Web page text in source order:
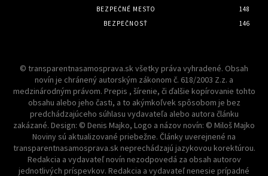
BEZPEČNÉ MESTO
148
BEZPEČNOSŤ
146
© transparentnasamosprava.sk všetky práva vyhradené. Obsah
novín je chránený autorským zákonom č. 618/2003 Z.z. a
medzinárodným právom. Prepis , šírenie, či ďalšie kopírovanie tohto
obsahu alebo jeho časti, a to akýmkoľvek spôsobom je bez
predchádzajúceho súhlasu vydavateľa alebo autora článku
zakázané. Design: © Denis Majko, Logo a názov novín: © Miloš Majko
Noviny sú aktualizované priebežne. Články uverejnené na
transparentnasamosprava.sk neprechádzajú jazykovou korektúrou.
Redakcia a vydavateľ novín nezodpovedá za obsah autorov
jednotlivých príspevkov. Redakcia a vydavateľ nenesie prípadné